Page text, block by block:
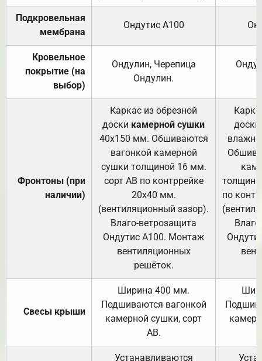
Подкровельная
мембрана
Ондутис А100
Кровельное
покрытие (на
выбор)
Ондулин, Черепица
Ондулин.
Фронтоны (при
наличии)
Каркас из обрезной
доски камерной сушки
40х150 мм. Обшиваются
вагонкой камерной
сушки толщиной 16 мм.
сорт АВ по контррейке
20х40 мм.
(вентиляционный зазор).
Влаго-ветрозащита
Ондутис А100. Монтаж
вентиляционных
решёток.
доски
по
Свесы крыши
Ширина 400 мм.
Подшиваются вагонкой
камерной сушки, сорт
АВ.
Устанавливаются